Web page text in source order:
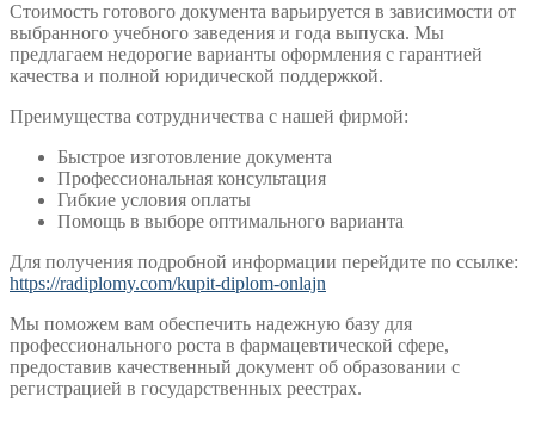
Стоимость готового документа варьируется в зависимости от
выбранного учебного заведения и года выпуска. Мы
предлагаем недорогие варианты оформления с гарантией
качества и полной юридической поддержкой.
Преимущества сотрудничества с нашей фирмой:
Быстрое изготовление документа
Профессиональная консультация
Гибкие условия оплаты
Помощь в выборе оптимального варианта
Для получения подробной информации перейдите по ссылке:
https://radiplomy.com/kupit-diplom-onlajn
Мы поможем вам обеспечить надежную базу для
профессионального роста в фармацевтической сфере,
предоставив качественный документ об образовании с
регистрацией в государственных реестрах.